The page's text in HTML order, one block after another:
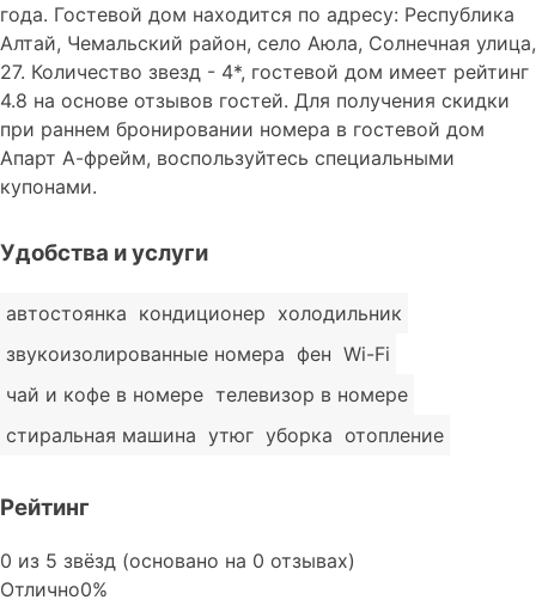
года. Гостевой дом находится по адресу: Республика
Алтай, Чемальский район, село Аюла, Солнечная улица,
27. Количество звезд - 4*, гостевой дом имеет рейтинг
4.8 на основе отзывов гостей. Для получения скидки
при раннем бронировании номера в гостевой дом
Апарт А-фрейм, воспользуйтесь специальными
купонами.
Удобства и услуги
автостоянка кондиционер холодильник
звукоизолированные номера фен Wi-Fi
чай и кофе в номере телевизор в номере
стиральная машина утюг уборка отопление
Рейтинг
Rated
0
0 из 5 звёзд (основано на 0 отзывах)
Отлично0%